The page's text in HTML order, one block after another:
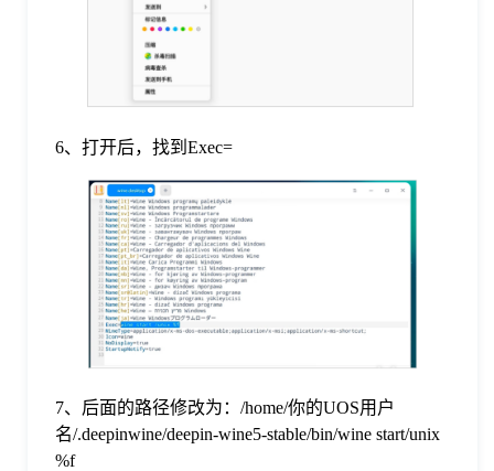
6、打开后，找到Exec=
7、后面的路径修改为：/home/你的UOS用户
名/.deepinwine/deepin-wine5-stable/bin/wine start/unix
%f